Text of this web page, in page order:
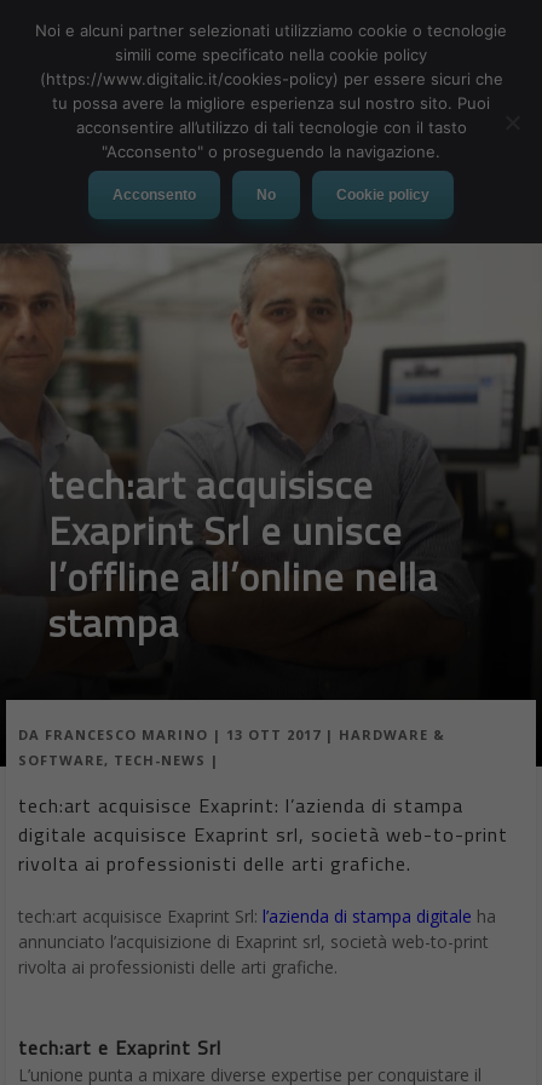
MENU
tech:art acquisisce
Exaprint Srl e unisce
l’offline all’online nella
stampa
DA FRANCESCO MARINO | 13 OTT 2017 | HARDWARE &
SOFTWARE, TECH-NEWS |
tech:art acquisisce Exaprint: l’azienda di stampa
digitale acquisisce Exaprint srl, società web-to-print
rivolta ai professionisti delle arti grafiche.
tech:art acquisisce Exaprint Srl: l’azienda di stampa digitale ha
annunciato l’acquisizione di Exaprint srl, società web-to-print
rivolta ai professionisti delle arti grafiche.
tech:art e Exaprint Srl
L’unione punta a mixare diverse expertise per conquistare il
Noi e alcuni partner selezionati utilizziamo cookie o tecnologie
simili come specificato nella cookie policy
(https://www.digitalic.it/cookies-policy) per essere sicuri che
tu possa avere la migliore esperienza sul nostro sito. Puoi
acconsentire all’utilizzo di tali tecnologie con il tasto
"Acconsento" o proseguendo la navigazione.
Acconsento No Cookie policy